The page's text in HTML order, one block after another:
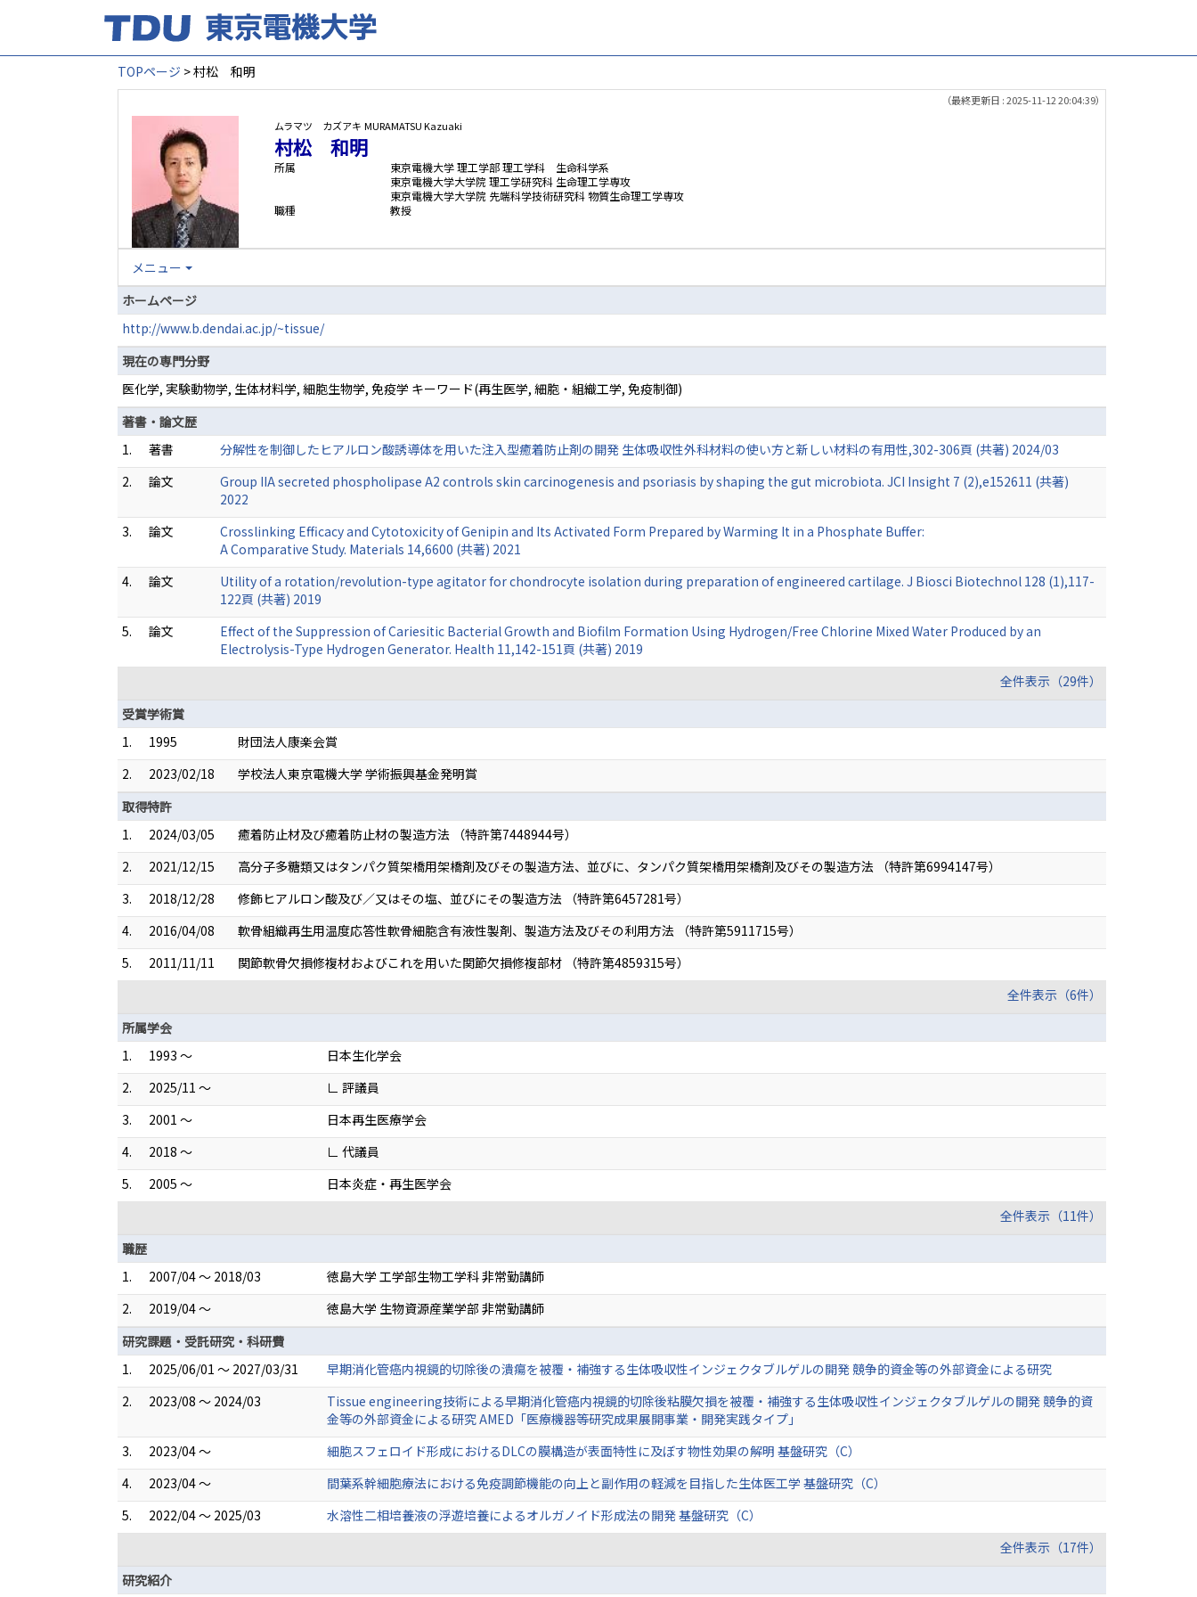
TOPページ > 村松 和明
（最終更新日 : 2025-11-12 20:04:39）
ムラマツ カズアキ MURAMATSU Kazuaki
村松 和明
所属
東京電機大学 理工学部 理工学科 生命科学系
東京電機大学大学院 理工学研究科 生命理工学専攻
東京電機大学大学院 先端科学技術研究科 物質生命理工学専攻
職種
教授
メニュー
ホームページ
http://www.b.dendai.ac.jp/~tissue/
現在の専門分野
医化学, 実験動物学, 生体材料学, 細胞生物学, 免疫学 キーワード(再生医学, 細胞・組織工学, 免疫制御)
著書・論文歴
1.
著書
分解性を制御したヒアルロン酸誘導体を用いた注入型癒着防止剤の開発 生体吸収性外科材料の使い方と新しい材料の有用性,302-306頁 (共著) 2024/03
2.
論文
Group IIA secreted phospholipase A2 controls skin carcinogenesis and psoriasis by shaping the gut microbiota. JCI Insight 7 (2),e152611 (共著)
2022
3.
論文
Crosslinking Efficacy and Cytotoxicity of Genipin and Its Activated Form Prepared by Warming It in a Phosphate Buffer:
A Comparative Study. Materials 14,6600 (共著) 2021
4.
論文
Utility of a rotation/revolution-type agitator for chondrocyte isolation during preparation of engineered cartilage. J Biosci Biotechnol 128 (1),117-
122頁 (共著) 2019
5.
論文
Effect of the Suppression of Cariesitic Bacterial Growth and Biofilm Formation Using Hydrogen/Free Chlorine Mixed Water Produced by an
Electrolysis-Type Hydrogen Generator. Health 11,142-151頁 (共著) 2019
全件表示（29件）
受賞学術賞
1.
1995
財団法人康楽会賞
2.
2023/02/18
学校法人東京電機大学 学術振興基金発明賞
取得特許
1.
2024/03/05
癒着防止材及び癒着防止材の製造方法 （特許第7448944号）
2.
2021/12/15
高分子多糖類又はタンパク質架橋用架橋剤及びその製造方法、並びに、タンパク質架橋用架橋剤及びその製造方法 （特許第6994147号）
3.
2018/12/28
修飾ヒアルロン酸及び／又はその塩、並びにその製造方法 （特許第6457281号）
4.
2016/04/08
軟骨組織再生用温度応答性軟骨細胞含有液性製剤、製造方法及びその利用方法 （特許第5911715号）
5.
2011/11/11
関節軟骨欠損修複材およびこれを用いた関節欠損修複部材 （特許第4859315号）
全件表示（6件）
所属学会
1.
1993 ～
日本生化学会
2.
2025/11 ～
∟ 評議員
3.
2001 ～
日本再生医療学会
4.
2018 ～
∟ 代議員
5.
2005 ～
日本炎症・再生医学会
全件表示（11件）
職歴
1.
2007/04 ～ 2018/03
徳島大学 工学部生物工学科 非常勤講師
2.
2019/04 ～
徳島大学 生物資源産業学部 非常勤講師
研究課題・受託研究・科研費
1.
2025/06/01 ～ 2027/03/31
早期消化管癌内視鏡的切除後の潰瘍を被覆・補強する生体吸収性インジェクタブルゲルの開発 競争的資金等の外部資金による研究
2.
2023/08 ～ 2024/03
Tissue engineering技術による早期消化管癌内視鏡的切除後粘膜欠損を被覆・補強する生体吸収性インジェクタブルゲルの開発 競争的資
金等の外部資金による研究 AMED「医療機器等研究成果展開事業・開発実践タイプ」
3.
2023/04 ～
細胞スフェロイド形成におけるDLCの膜構造が表面特性に及ぼす物性効果の解明 基盤研究（C）
4.
2023/04 ～
間葉系幹細胞療法における免疫調節機能の向上と副作用の軽減を目指した生体医工学 基盤研究（C）
5.
2022/04 ～ 2025/03
水溶性二相培養液の浮遊培養によるオルガノイド形成法の開発 基盤研究（C）
全件表示（17件）
研究紹介